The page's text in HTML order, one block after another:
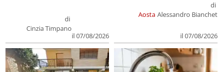
di
Cinzia Timpano
il 07/08/2026
Aosta
di
Alessandro Bianchet
il 07/08/2026